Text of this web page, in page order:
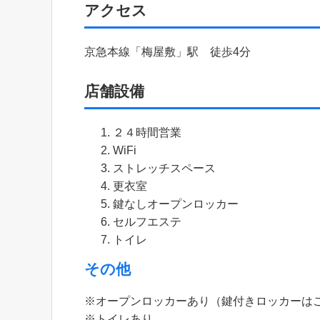
アクセス
京急本線「梅屋敷」駅 徒歩4分
店舗設備
２４時間営業
WiFi
ストレッチスペース
更衣室
鍵なしオープンロッカー
セルフエステ
トイレ
その他
※オープンロッカーあり（鍵付きロッカーは